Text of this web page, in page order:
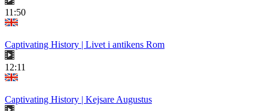
11:50
Captivating History | Livet i antikens Rom
12:11
Captivating History | Kejsare Augustus